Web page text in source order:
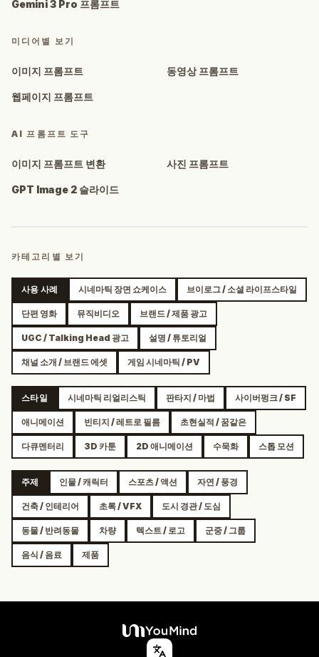
Gemini 3 Pro 프롬프트
미디어별 보기
이미지 프롬프트 동영상 프롬프트
웹페이지 프롬프트
AI 프롬프트 도구
이미지 프롬프트 변환 사진 프롬프트
GPT Image 2 슬라이드
카테고리별 보기
사용 사례 시네마틱 장면 쇼케이스 브이로그 / 소셜 라이프스타일
단편 영화 뮤직비디오 브랜드 / 제품 광고
UGC / Talking Head 광고 설명 / 튜토리얼
채널 소개 / 브랜드 에셋 게임 시네마틱 / PV
스타일 시네마틱 리얼리스틱 판타지 / 마법 사이버펑크 / SF
애니메이션 빈티지 / 레트로 필름 초현실적 / 꿈같은
다큐멘터리 3D 카툰 2D 애니메이션 수묵화 스톱 모션
주제 인물 / 캐릭터 스포츠 / 액션 자연 / 풍경
건축 / 인테리어 초록 / VFX 도시 경관 / 도심
동물 / 반려동물 차량 텍스트 / 로고 군중 / 그룹
음식 / 음료 제품